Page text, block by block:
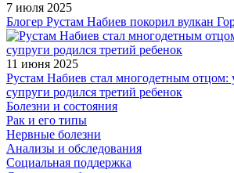
7 июля 2025
Блогер Рустам Набиев покорил вулкан
11 июня 2025
Рустам Набиев стал многодетным отцом:
супруги родился третий ребенок
Болезни и состояния
Рак и его типы
Нервные болезни
Анализы и обследования
Социальная поддержка